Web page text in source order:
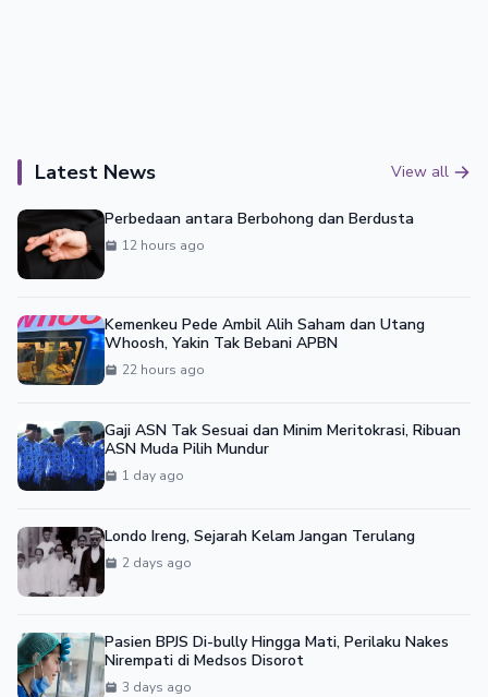
Latest News View all
Perbedaan antara Berbohong dan Berdusta
12 hours ago
Kemenkeu Pede Ambil Alih Saham dan Utang
Whoosh, Yakin Tak Bebani APBN
22 hours ago
Gaji ASN Tak Sesuai dan Minim Meritokrasi, Ribuan
ASN Muda Pilih Mundur
1 day ago
Londo Ireng, Sejarah Kelam Jangan Terulang
2 days ago
Pasien BPJS Di-bully Hingga Mati, Perilaku Nakes
Nirempati di Medsos Disorot
3 days ago